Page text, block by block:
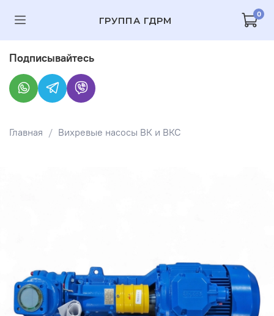
ГРУППА ГДРМ
0
Главная Вихревые насосы ВК и ВКС
Подписывайтесь